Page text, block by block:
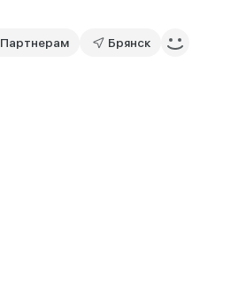
Партнерам Брянск